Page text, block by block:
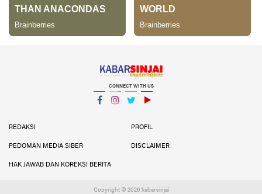
CONNECT WITH US
REDAKSI
PROFIL
PEDOMAN MEDIA SIBER DISCLAIMER
HAK JAWAB DAN KOREKSI BERITA
Copyright © 2026 kabarsinjai